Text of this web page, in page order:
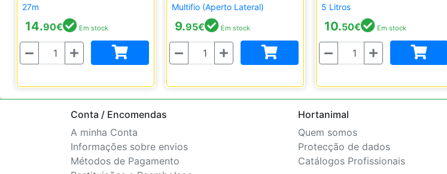
27m
14.90€ Em stock
Multifio (Aperto Lateral)
9.95€ Em stock
Quantidade
5 Litros
10.50€ Em stock
Quantidade
Conta / Encomendas
A minha Conta
Informações sobre envios
Métodos de Pagamento
Hortanimal
Quem somos
Protecção de dados
Catálogos Profissionais